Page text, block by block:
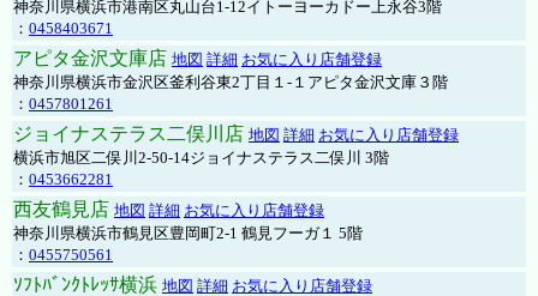
神奈川県横浜市港南区丸山台1-12イトーヨーカドー上永谷3階
： 0458403671
アピタ金沢文庫店 地図 詳細 お気に入り店舗登録
神奈川県横浜市金沢区釜利谷東2丁目１-１アピタ金沢文庫３階
： 0457801261
ジョイナステラス二俣川店 地図 詳細 お気に入り店舗登録
横浜市旭区二俣川2-50-14ジョイナステラス二俣川 3階
： 0453662281
西友鶴見店 地図 詳細 お気に入り店舗登録
神奈川県横浜市鶴見区豊岡町2-1 鶴見フーガ１ 5階
： 0455750561
ｿﾌﾄﾊﾞﾝｸﾄﾚｯｻ横浜 地図 詳細 お気に入り店舗登録